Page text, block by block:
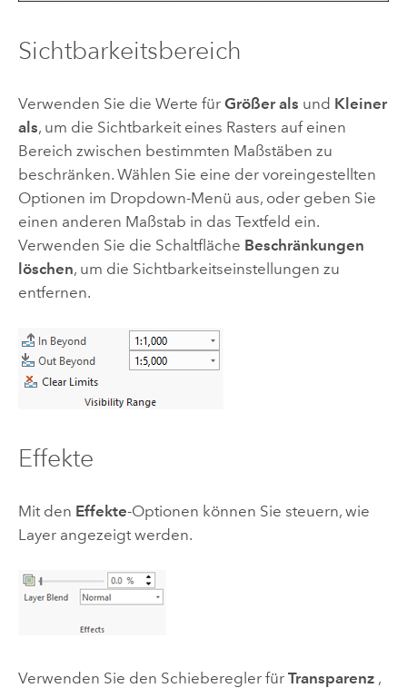
Sichtbarkeitsbereich
Verwenden Sie die Werte für Größer als und Kleiner
als, um die Sichtbarkeit eines Rasters auf einen
Bereich zwischen bestimmten Maßstäben zu
beschränken. Wählen Sie eine der voreingestellten
Optionen im Dropdown-Menü aus, oder geben Sie
einen anderen Maßstab in das Textfeld ein.
Verwenden Sie die Schaltfläche Beschränkungen
löschen, um die Sichtbarkeitseinstellungen zu
entfernen.
Effekte
Mit den Effekte-Optionen können Sie steuern, wie
Layer angezeigt werden.
Verwenden Sie den Schieberegler für Transparenz ,